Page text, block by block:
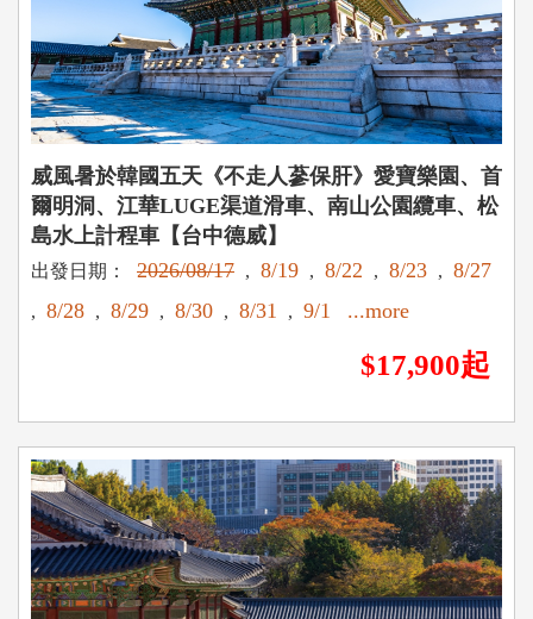
威風暑於韓國五天《不走人蔘保肝》愛寶樂園、首
爾明洞、江華LUGE渠道滑車、南山公園纜車、松
島水上計程車【台中德威】
出發日期： 2026/08/17 , 8/19 , 8/22 , 8/23 , 8/27
, 8/28 , 8/29 , 8/30 , 8/31 , 9/1 ...more
$17,900起